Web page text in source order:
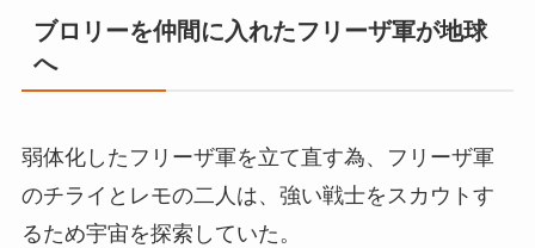
ブロリーを仲間に入れたフリーザ軍が地球
へ
弱体化したフリーザ軍を立て直す為、フリーザ軍
のチライとレモの二人は、強い戦士をスカウトす
るため宇宙を探索していた。